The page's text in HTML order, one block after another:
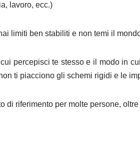
lavoro, ecc.)
limiti ben stabiliti e non temi il
percepisci te stesso e il modo in
ti piacciono gli schemi rigidi e le
di riferimento per molte persone,